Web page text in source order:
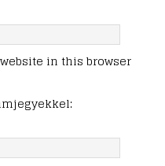
in this browser